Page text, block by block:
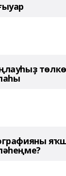
төлкө